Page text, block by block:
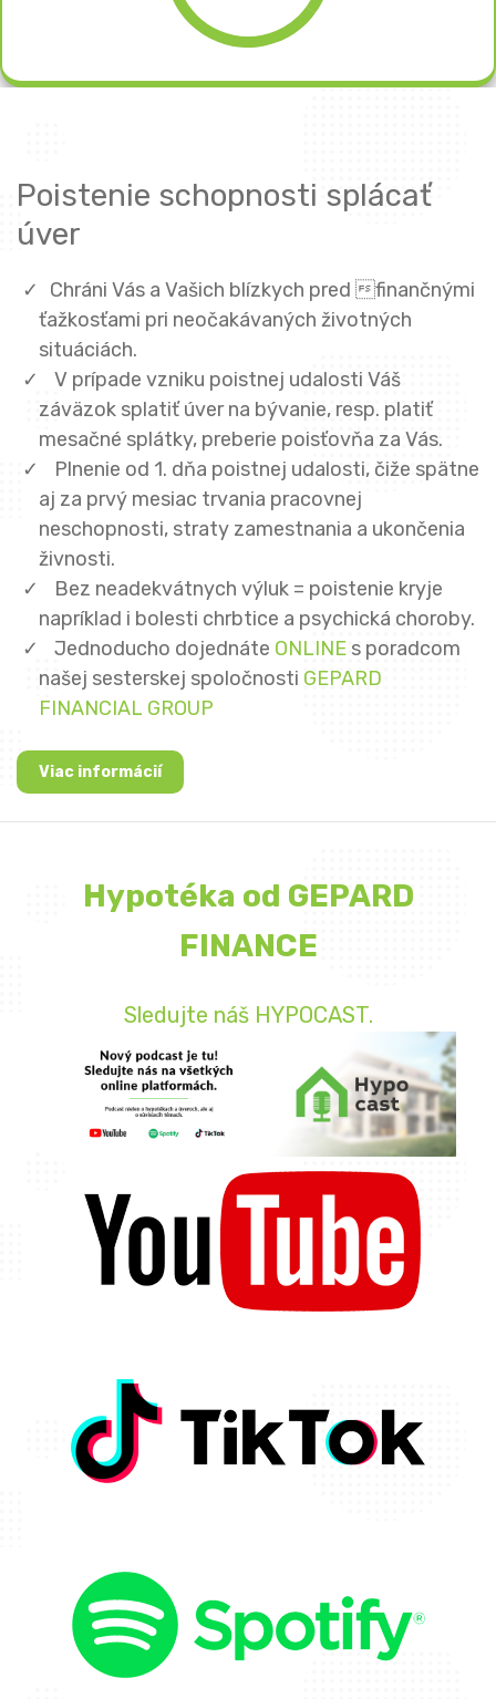
Poistenie schopnosti splácať
úver
Chráni Vás a Vašich blízkych pred finančnými
ťažkosťami pri neočakávaných životných
situáciách.
V prípade vzniku poistnej udalosti Váš
záväzok splatiť úver na bývanie, resp. platiť
mesačné splátky, preberie poisťovňa za Vás.
Plnenie od 1. dňa poistnej udalosti, čiže spätne
aj za prvý mesiac trvania pracovnej
neschopnosti, straty zamestnania a ukončenia
živnosti.
Bez neadekvátnych výluk = poistenie kryje
napríklad i bolesti chrbtice a psychická choroby.
Jednoducho dojednáte ONLINE s poradcom
našej sesterskej spoločnosti GEPARD
FINANCIAL GROUP
Viac informácií
Hypotéka od GEPARD
FINANCE
Sledujte náš HYPOCAST.